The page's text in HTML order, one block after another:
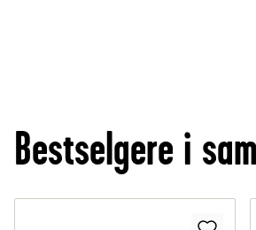
Bestselgere i